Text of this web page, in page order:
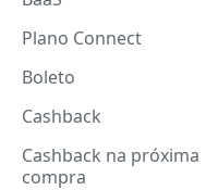
Plano Connect
Boleto
Cashback
Cashback na próxima
compra